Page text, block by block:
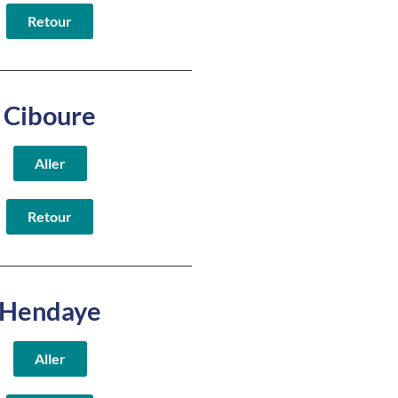
Retour
Ciboure
Aller
Retour
Aller